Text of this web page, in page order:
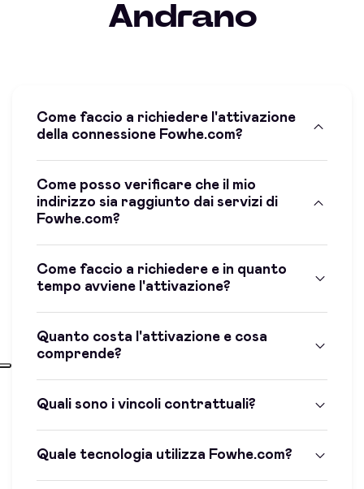
Andrano
Come faccio a richiedere l'attivazione
della connessione Fowhe.com?
Come posso verificare che il mio
indirizzo sia raggiunto dai servizi di
Fowhe.com?
Come faccio a richiedere e in quanto
tempo avviene l'attivazione?
Quanto costa l'attivazione e cosa
comprende?
Quali sono i vincoli contrattuali?
Quale tecnologia utilizza Fowhe.com?